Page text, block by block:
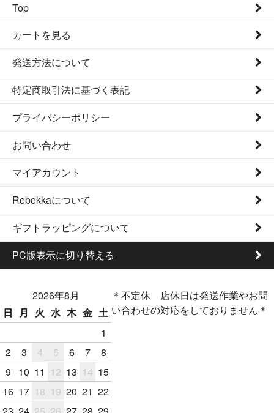
Top
カートを見る
発送方法について
特定商取引法に基づく表記
プライバシーポリシー
お問い合わせ
マイアカウント
Rebekkaについて
ギフトラッピングについて
PC版表示に切り替える
2026年8月
日
月 火 水 木 金 土
1
2
3 4 5 6 7
8
9
10 11 12 13 14 15
16 17 18 19 20 21 22
＊不定休 店休日は発送作業やお問
い合わせの対応をしておりません＊